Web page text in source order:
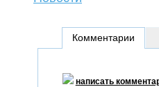
Комментарии
написать